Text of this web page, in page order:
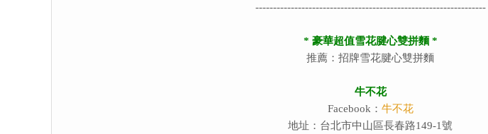
-----------------------------------------------------------------
* 豪華超值雪花腱心雙拼麵*
推薦：招牌雪花腱心雙拼麵
牛不花
Facebook： 牛不花
地址：台北市中山區長春路149-1號